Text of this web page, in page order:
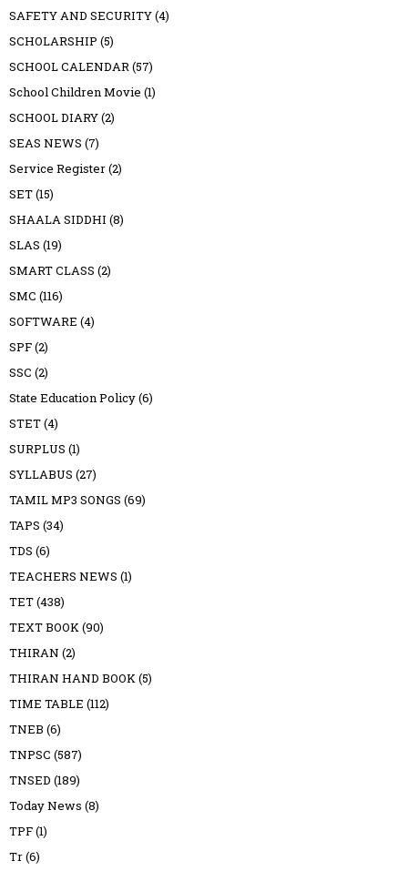
SAFETY AND SECURITY(4)
SCHOLARSHIP (5)
SCHOOL CALENDAR(57)
School Children Movie (1)
SCHOOL DIARY(2)
SEAS NEWS (7)
Service Register(2)
SET(15)
SHAALA SIDDHI (8)
SLAS (19)
SMART CLASS (2)
SMC (116)
SOFTWARE (4)
SPF(2)
SSC (2)
State Education Policy(6)
STET(4)
SURPLUS (1)
SYLLABUS (27)
TAMIL MP3 SONGS (69)
TAPS (34)
TDS (6)
TEACHERS NEWS (1)
TET(438)
TEXT BOOK(90)
THIRAN (2)
THIRAN HAND BOOK(5)
TIME TABLE (112)
TNEB (6)
TNPSC (587)
TNSED (189)
Today News (8)
TPF(1)
Tr(6)